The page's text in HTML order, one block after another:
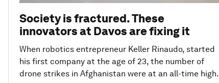
Society is fractured. These
innovators at Davos are fixing it
When robotics entrepreneur Keller Rinaudo, started
his first company at the age of 23, the number of
drone strikes in Afghanistan were at an all-time high.